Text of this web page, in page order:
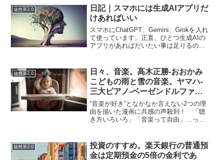
う…というセミナーらしい。まあ、他人
の価値観は自分と価値観が...
徒然草2.0
日記｜スマホには生成AIアプリだ
けあればいい
スマホにChatGPT、Gemini、Grokを入れ
て使っています。正直、ひとつ生成AIの
アプリがあればだいたい事は足りるので
は全体的にバランスが良く、フレンド
リ...
徒然草2.0
日々、音楽。高木正勝-おおかみ
こどもの雨と雪の音楽。ヤマハ-
三大ピアノ-ベーゼンドルファ
ー。
“音楽が好き”となかなか言えない2つの理
由を描いた漫画に共感の声殺到！ 「聴
き方いろいろ」「音楽って自由」…って
と米津玄師と星野源くらいしか知らない
ので「音楽が好き」とは...
徒然草2.0
投資のすすめ。楽天銀行の普通預
金は定期預金の5倍の金利であ